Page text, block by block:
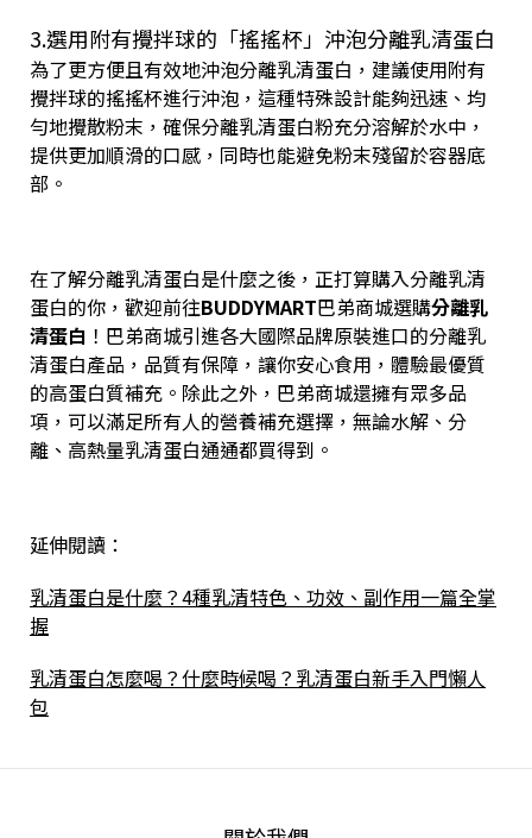
3.選用附有攪拌球的「搖搖杯」沖泡分離乳清蛋白
為了更方便且有效地沖泡分離乳清蛋白，建議使用附有
攪拌球的搖搖杯進行沖泡，這種特殊設計能夠迅速、均
勻地攪散粉末，確保分離乳清蛋白粉充分溶解於水中，
提供更加順滑的口感，同時也能避免粉末殘留於容器底
部。
在了解分離乳清蛋白是什麼之後，正打算購入分離乳清
蛋白的你，歡迎前往BUDDYMART巴弟商城選購分離乳
清蛋白 ！巴弟商城引進各大國際品牌原裝進口的分離乳
清蛋白產品，品質有保障，讓你安心食用，體驗最優質
的高蛋白質補充。除此之外，巴弟商城還擁有眾多品
項，可以滿足所有人的營養補充選擇，無論水解、分
離、高熱量乳清蛋白通通都買得到。
延伸閱讀：
乳清蛋白是什麼？4種乳清特色、功效、副作用一篇全掌
握
乳清蛋白怎麼喝？什麼時候喝？乳清蛋白新手入門懶人
包